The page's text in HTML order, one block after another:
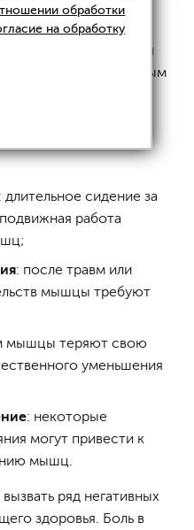
и множество
причиной ослабления
к неприятным
и внешности.
причинам,
: длительное сидение за
работа
: после травм или
мышцы требуют
мышцы теряют свою
уменьшения
: некоторые
могут привести к
мышц.
ряд негативных
здоровья. Боль в
обработки
на обработку